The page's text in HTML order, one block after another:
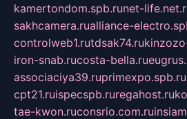
kamertondom.spb.runet-
sakhcamera.rualliance-
controlweb1.rutdsak74.ru
iron-snab.rucosta-bella.ru
associaciya39.ruprimexpo.spb.ru
cpt21.ruispecspb.ruregahost.ru
tae-kwon.ruconsrio.com.ru